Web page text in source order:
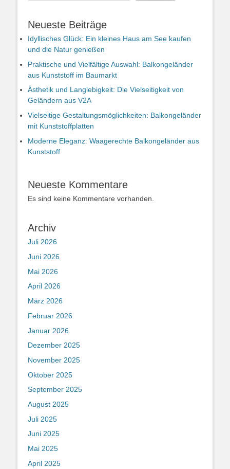
Neueste Beiträge
Idyllisches Glück: Ein kleines Haus am See kaufen
und die Natur genießen
Praktische und Vielfältige Auswahl: Balkongeländer
aus Kunststoff im Baumarkt
Ästhetik und Langlebigkeit: Die Vielseitigkeit von
Geländern aus V2A
Vielseitige Gestaltungsmöglichkeiten: Balkongeländer
mit Kunststoffplatten
Moderne Eleganz: Waagerechte Balkongeländer aus
Kunststoff
Neueste Kommentare
Es sind keine Kommentare vorhanden.
Archiv
Juli 2026
Juni 2026
Mai 2026
April 2026
März 2026
Februar 2026
Januar 2026
Dezember 2025
November 2025
Oktober 2025
September 2025
August 2025
Juli 2025
Juni 2025
Mai 2025
April 2025